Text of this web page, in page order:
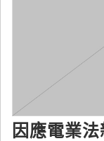
因應電業